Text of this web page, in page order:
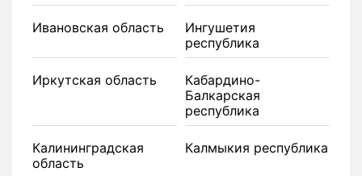
Ивановская область
Ингушетия
республика
Иркутская область
Кабардино-
Балкарская
республика
Калининградская
область
Калмыкия республика